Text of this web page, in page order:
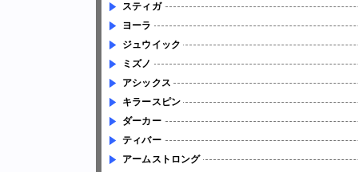
スティガ
ヨーラ
ジュウイック
ミズノ
アシックス
キラースピン
ダーカー
ティバー
アームストロング